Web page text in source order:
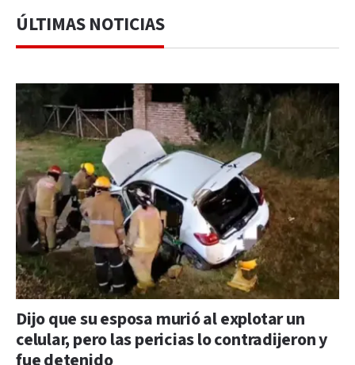
ÚLTIMAS NOTICIAS
Dijo que su esposa murió al explotar un
celular, pero las pericias lo contradijeron y
fue detenido